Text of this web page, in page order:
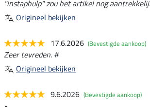
"instaphulp" zou het artikel nog
Origineel bekijken
17.6.2026 (Bevestigde aankoop)
Zeer tevreden. #
Origineel bekijken
9.6.2026 (Bevestigde aankoop)
-